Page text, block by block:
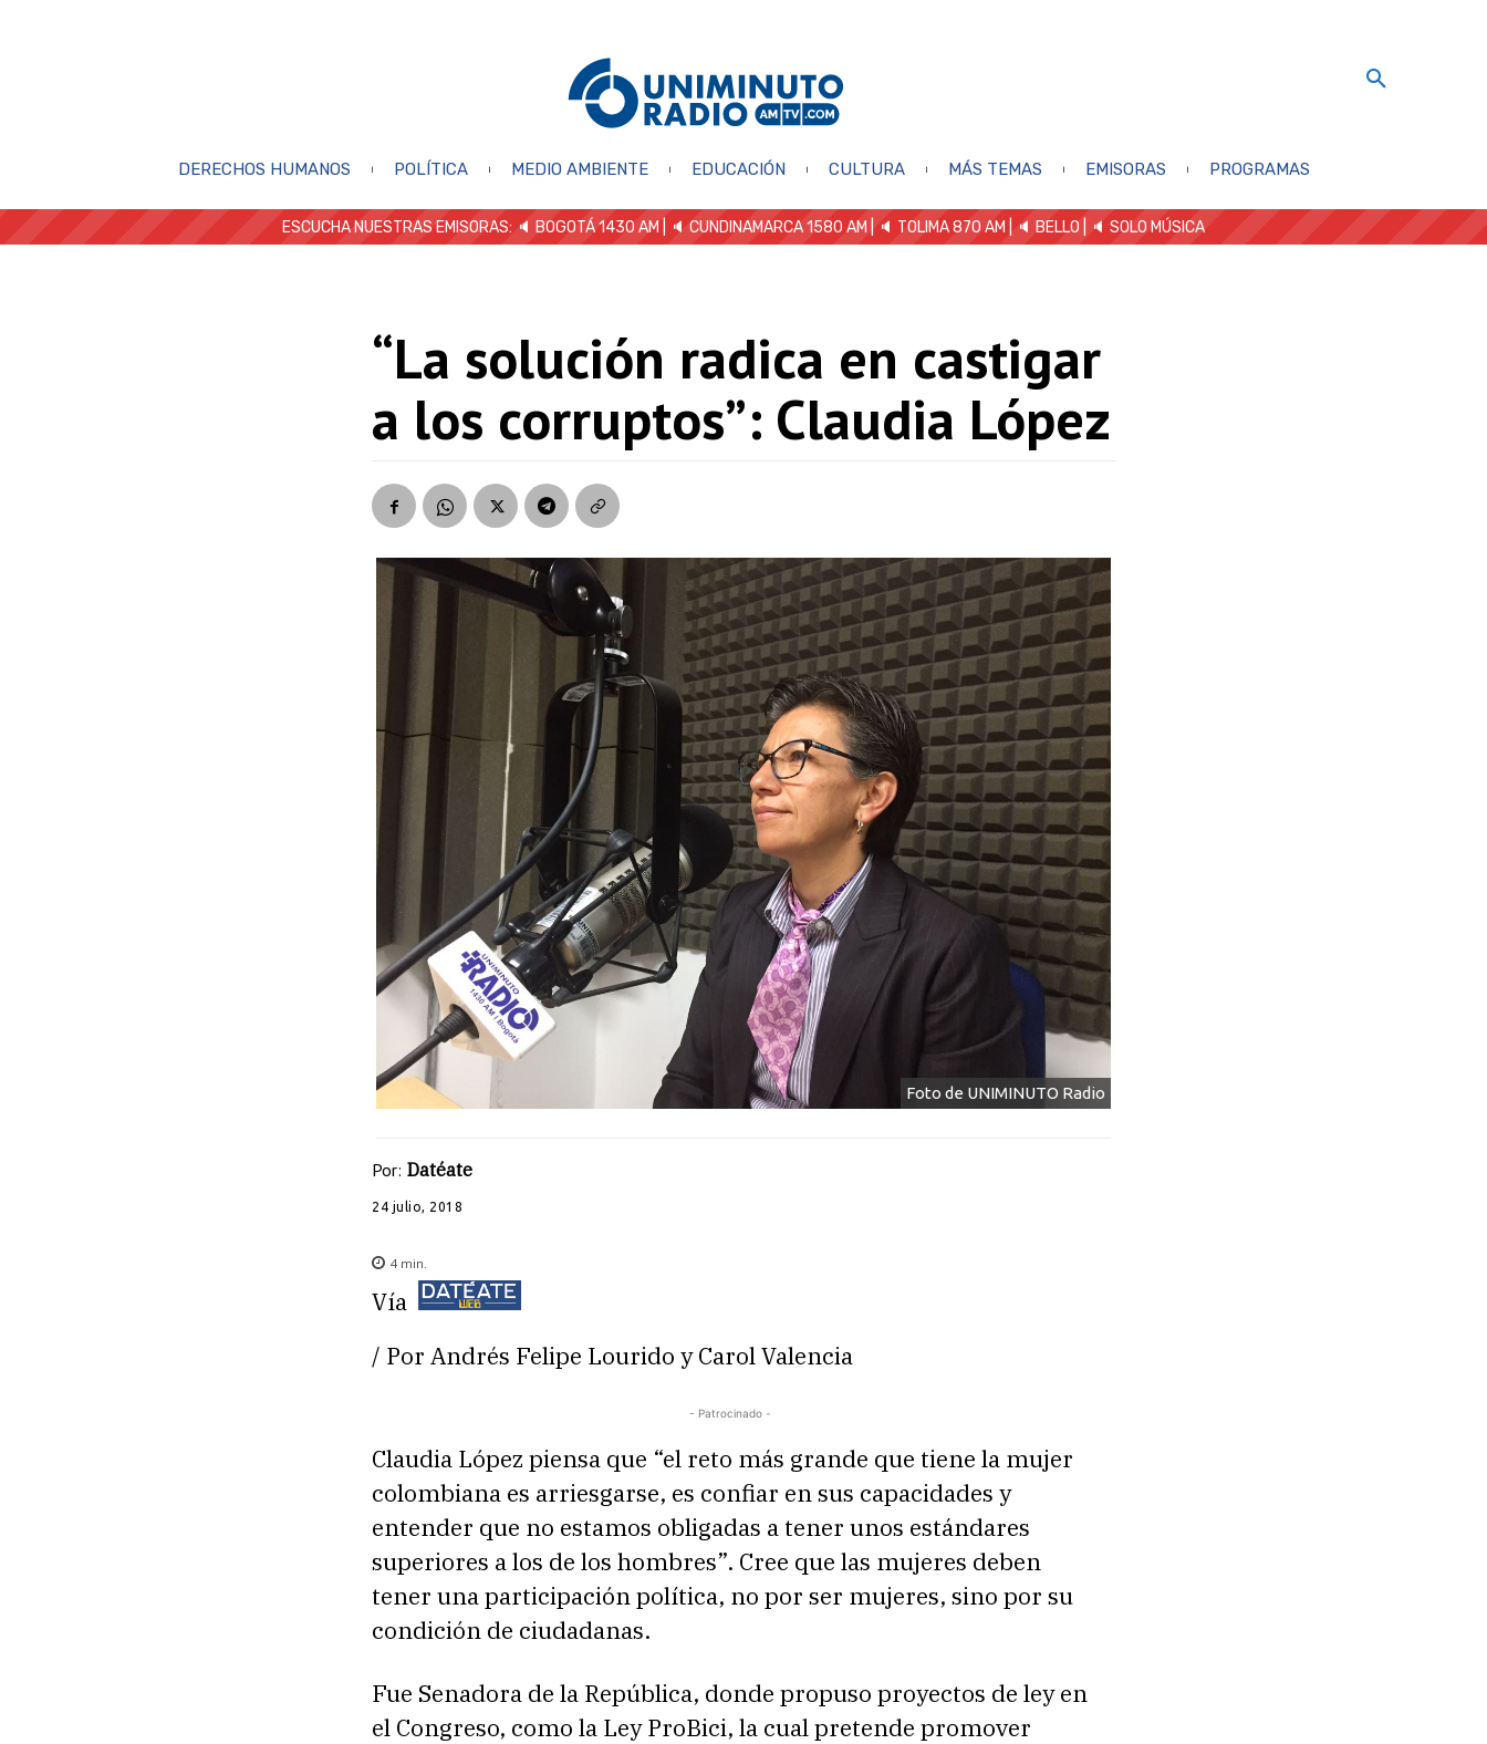
DERECHOS HUMANOS POLÍTICA MEDIO AMBIENTE EDUCACIÓN CULTURA MÁS TEMAS EMISORAS PROGRAMAS
ESCUCHA NUESTRAS EMISORAS: 🔈 BOGOTÁ 1430 AM | 🔈 CUNDINAMARCA 1580 AM | 🔈 TOLIMA 870 AM | 🔈 BELLO 🔈 SOLO MÚSICA
“La solución radica en castigar
a los corruptos”: Claudia López
Foto de UNIMINUTO Radio
Por: Datéate
24 julio, 2018
4 min.
Vía
/ Por Andrés Felipe Lourido y Carol Valencia
- Patrocinado -
Claudia López piensa que “el reto más grande que tiene la mujer
colombiana es arriesgarse, es confiar en sus capacidades y
entender que no estamos obligadas a tener unos estándares
superiores a los de los hombres”. Cree que las mujeres deben
tener una participación política, no por ser mujeres, sino por su
condición de ciudadanas.
Fue Senadora de la República, donde propuso proyectos de ley en
el Congreso, como la Ley ProBici, la cual pretende promover